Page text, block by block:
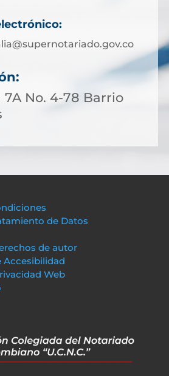
7A No. 4-78 Barrio
de Datos
de autor
Accesibilidad
Web